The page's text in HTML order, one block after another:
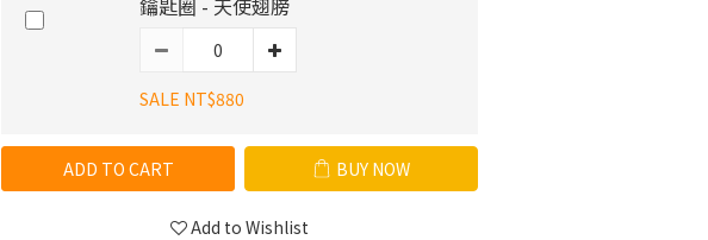
鑰匙圈 - 天使翅膀
SALE NT$880
ADD TO CART BUY NOW
Add to Wishlist